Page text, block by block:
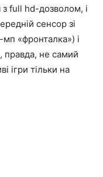
full hd-дозволом, і
сенсор зі
«фронталка») і
правда, не самий
ігри тільки на